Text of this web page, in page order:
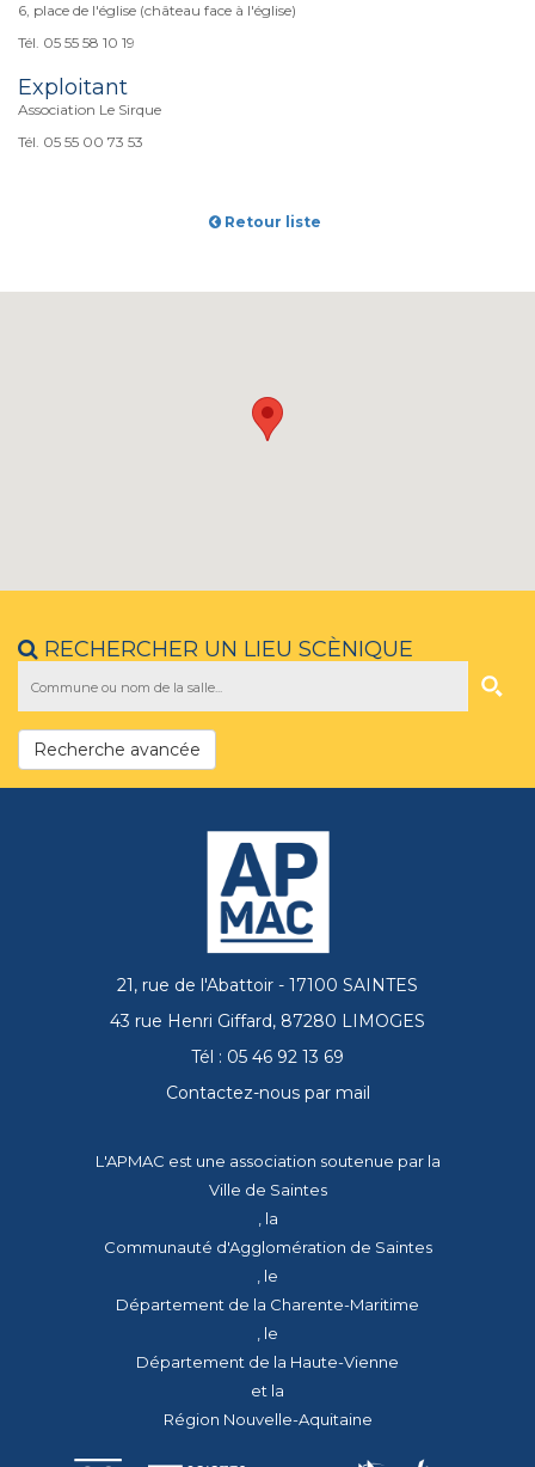
6, place de l'église (château face à l'église)
Tél. 05 55 58 10 19
Exploitant
Association Le Sirque
Tél. 05 55 00 73 53
Retour liste
RECHERCHER UN LIEU SCÈNIQUE
Recherche avancée
21, rue de l'Abattoir - 17100 SAINTES
43 rue Henri Giffard, 87280 LIMOGES
Tél : 05 46 92 13 69
Contactez-nous par mail
L'APMAC est une association soutenue par la
Ville de Saintes
, la
Communauté d'Agglomération de Saintes
, le
Département de la Charente-Maritime
, le
Département de la Haute-Vienne
et la
Région Nouvelle-Aquitaine